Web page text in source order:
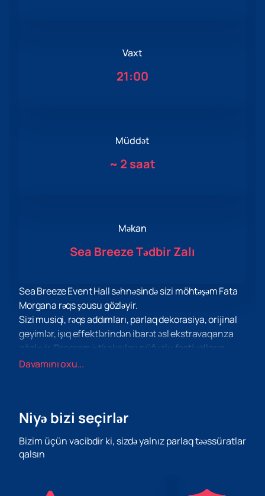
Vaxt
21:00
Müddət
~ 2 saat
Məkan
Sea Breeze Tədbir Zalı
Sea Breeze Event Hall səhnəsində sizi möhtəşəm Fata
Morgana rəqs şousu gözləyir.
Sizi musiqi, rəqs addımları, parlaq dekorasiya, orijinal
geyimlər, işıq effektlərindən ibarət əsl ekstravaqanza
gözləyir. Proqram iştirakçıları nüfuzlu festivalların,
müsabiqələrin və rəqs layihələrinin laureatlarıdır. Hər
bilmirsiniz? Rəqs şousuna gəlin! Dekorasiyanın
və səs effektləri sizi sevindirəcək!
Davamını oxu...
Niyə bizi seçirlər
Bizim üçün vacibdir ki, sizdə yalnız parlaq təəssüratlar
qalsın